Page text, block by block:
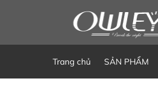
Trang chủ SẢN PHẨM